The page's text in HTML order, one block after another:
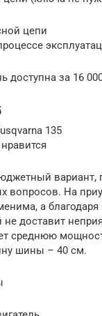
цепи
доступна за 16
135
вариант,
вопросов. На
а
не доставит
среднюю
шины – 40 см.